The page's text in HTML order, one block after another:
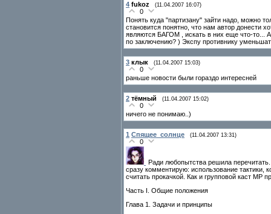
4 fukoz (11.04.2007 16:07)
0
Понять куда "партизану" зайти надо, можно
становится понятно, что нам автор донести
являются БАГОМ , искать в них еще что-то...
по заключению? ) Экспу противнику
3 клык (11.04.2007 15:03)
0
раньше новости были гораздо интересней
2 тёмный (11.04.2007 15:02)
0
ничего не понимаю..)
1 Спящее_солнце (11.04.2007 13:31)
0
Ради любопытства решила
сразу комментирую: использование тактики,
считать прокачкой. Как и групповой каст МР
Часть I. Общие положения
Глава 1. Задачи и принципы